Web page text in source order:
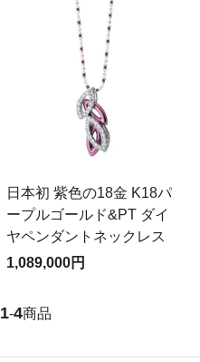
日本初 紫色の18金 K18パ
ープルゴールド&PT ダイ
ヤペンダントネックレス
1,089,000円
1-4商品